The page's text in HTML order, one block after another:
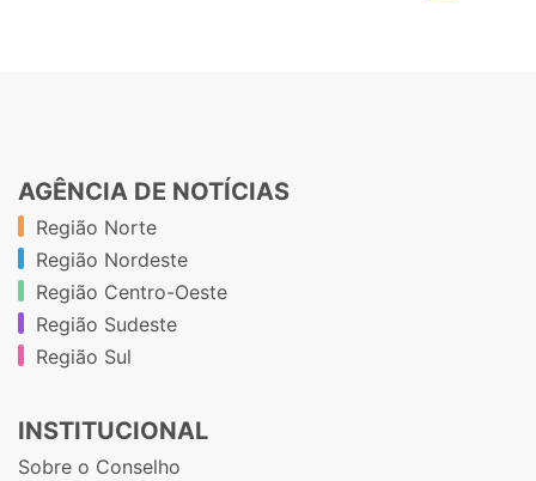
AGÊNCIA DE NOTÍCIAS
Região Norte
Região Nordeste
Região Centro-Oeste
Região Sudeste
Região Sul
INSTITUCIONAL
Sobre o Conselho